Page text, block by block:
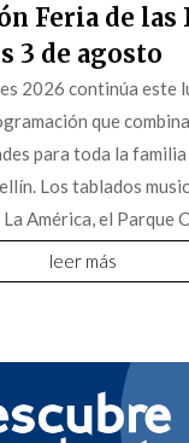
Feria de las
3 de agosto
2026 continúa este
que
para toda la
Los tablados
América, el Parque
leer más